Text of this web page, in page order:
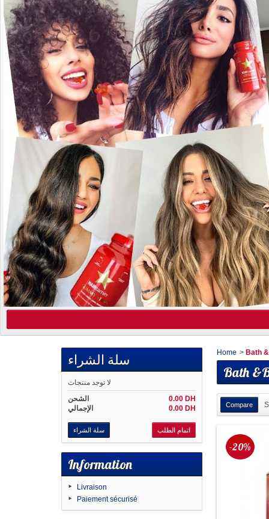
سلة الشراء
لا توجد منتجات
0.00 DH
الشحن
0.00 DH
الإجمالي
سلة الشراء اتمام الطلب
Information
Livraison
Paiement sécurisé
Home > Bath
Bath
-20%